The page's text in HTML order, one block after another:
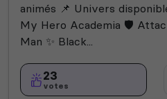
animés 📌 Univers
My Hero Academia 🛡️
Man ✨ Black...
23
votes